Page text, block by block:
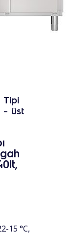
Tipi
- üst
15 °C,